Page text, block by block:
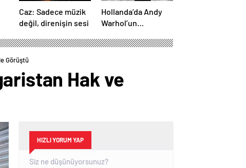
Caz: Sadece müzik
değil, direnişin sesi
Hollanda’da Andy
Warhol’un
olduğu 46 sanat
Görüştü
Hak ve
HIZLI YORUM YAP